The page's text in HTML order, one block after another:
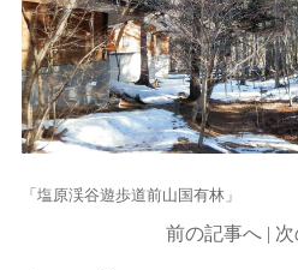
「塩原渓谷遊歩道前山国有林」
前の記事へ |